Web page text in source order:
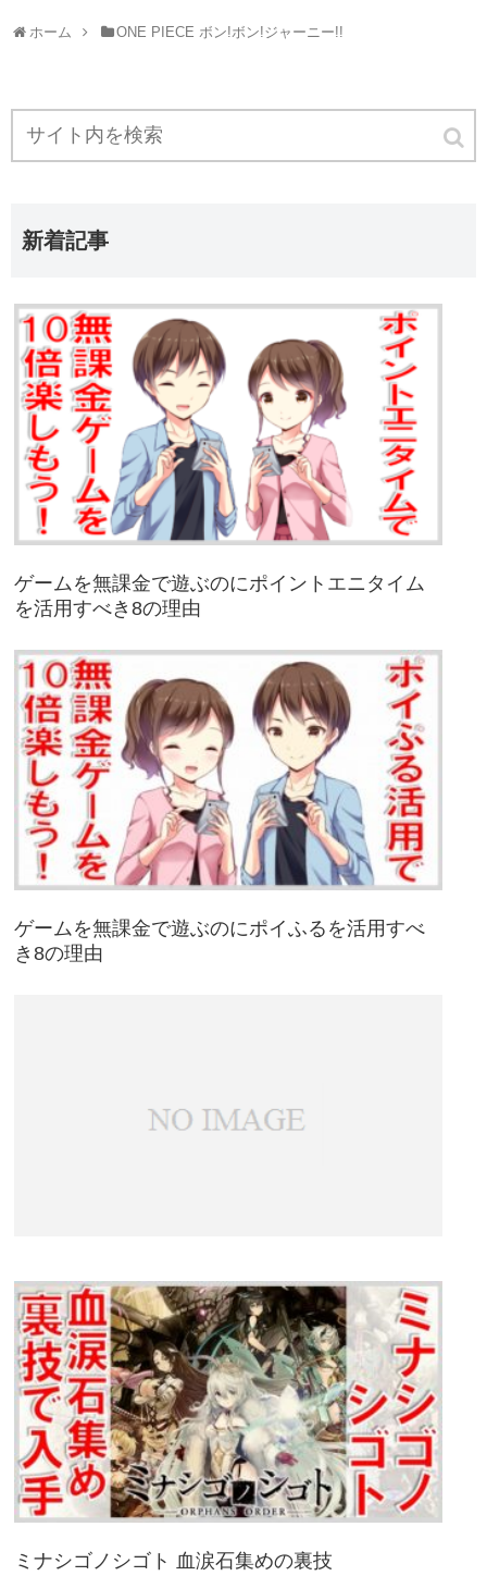
ホーム ONE PIECE ボン!ボン!ジャーニー!!
新着記事
ゲームを無課金で遊ぶのにポイントエニタイム
を活用すべき8の理由
ゲームを無課金で遊ぶのにポイふるを活用すべ
き8の理由
ミナシゴノシゴト 血涙石集めの裏技